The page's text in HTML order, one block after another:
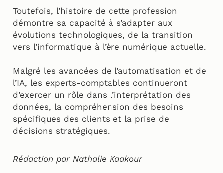
Toutefois, l’histoire de cette profession
démontre sa capacité à s’adapter aux
évolutions technologiques, de la transition
vers l’informatique à l’ère numérique actuelle.
Malgré les avancées de l’automatisation et de
l’IA, les experts-comptables continueront
d’exercer un rôle dans l’interprétation des
données, la compréhension des besoins
spécifiques des clients et la prise de
décisions stratégiques.
Rédaction par Nathalie Kaakour